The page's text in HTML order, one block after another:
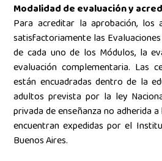
Modalidad de evaluación y
Para acreditar la aprobación, los
satisfactoriamente las
de cada uno de los Módulos, la
evaluación complementaria. Las
están encuadradas dentro de la
adultos prevista por la ley
privada de enseñanza no adherida
encuentran expedidas por el
Buenos Aires.